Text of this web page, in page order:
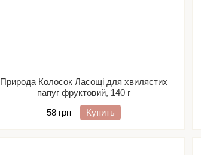
Природа Колосок Ласощі для хвилястих
папуг фруктовий, 140 г
58 грн
Купить